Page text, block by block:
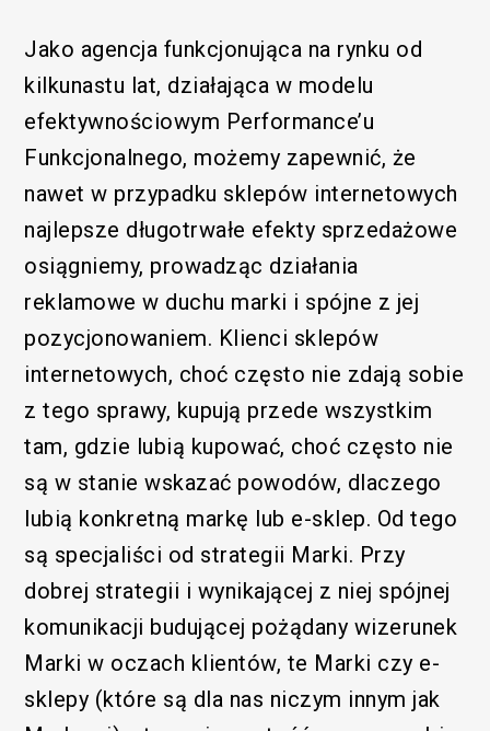
Jako agencja funkcjonująca na rynku od
kilkunastu lat, działająca w modelu
efektywnościowym Performance’u
Funkcjonalnego, możemy zapewnić, że
nawet w przypadku sklepów internetowych
najlepsze długotrwałe efekty sprzedażowe
osiągniemy, prowadząc działania
reklamowe w duchu marki i spójne z jej
pozycjonowaniem. Klienci sklepów
internetowych, choć często nie zdają sobie
z tego sprawy, kupują przede wszystkim
tam, gdzie lubią kupować, choć często nie
są w stanie wskazać powodów, dlaczego
lubią konkretną markę lub e-sklep. Od tego
są specjaliści od strategii Marki. Przy
dobrej strategii i wynikającej z niej spójnej
komunikacji budującej pożądany wizerunek
Marki w oczach klientów, te Marki czy e-
sklepy (które są dla nas niczym innym jak